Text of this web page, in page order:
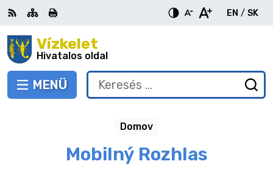
Ugrás
a
tartalomraVízkelet
Hivatalos oldal
VÁLTÁS
MENÜ
RSS Oldaltérkép
Nyomtatás
EN
English
/ SK
Keresés:
be
Mobilný Rozhlas
Domov